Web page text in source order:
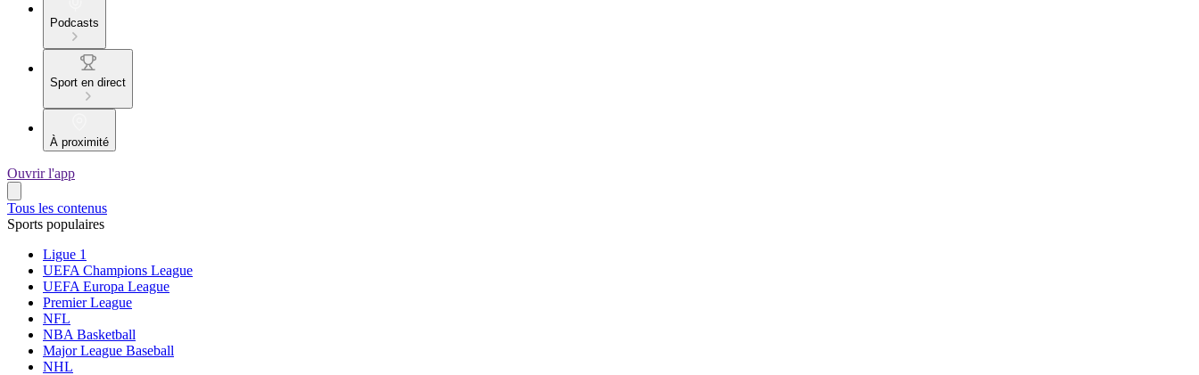
Podcasts
Sport en direct
À proximité
Ouvrir l'app
Tous les contenus
Sports populaires
Ligue 1
UEFA Champions League
UEFA Europa League
Premier League
NFL
NBA Basketball
Major League Baseball
NHL